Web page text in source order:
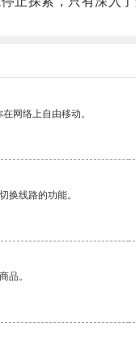
网络上自由移动。
换线路的功能。
品。